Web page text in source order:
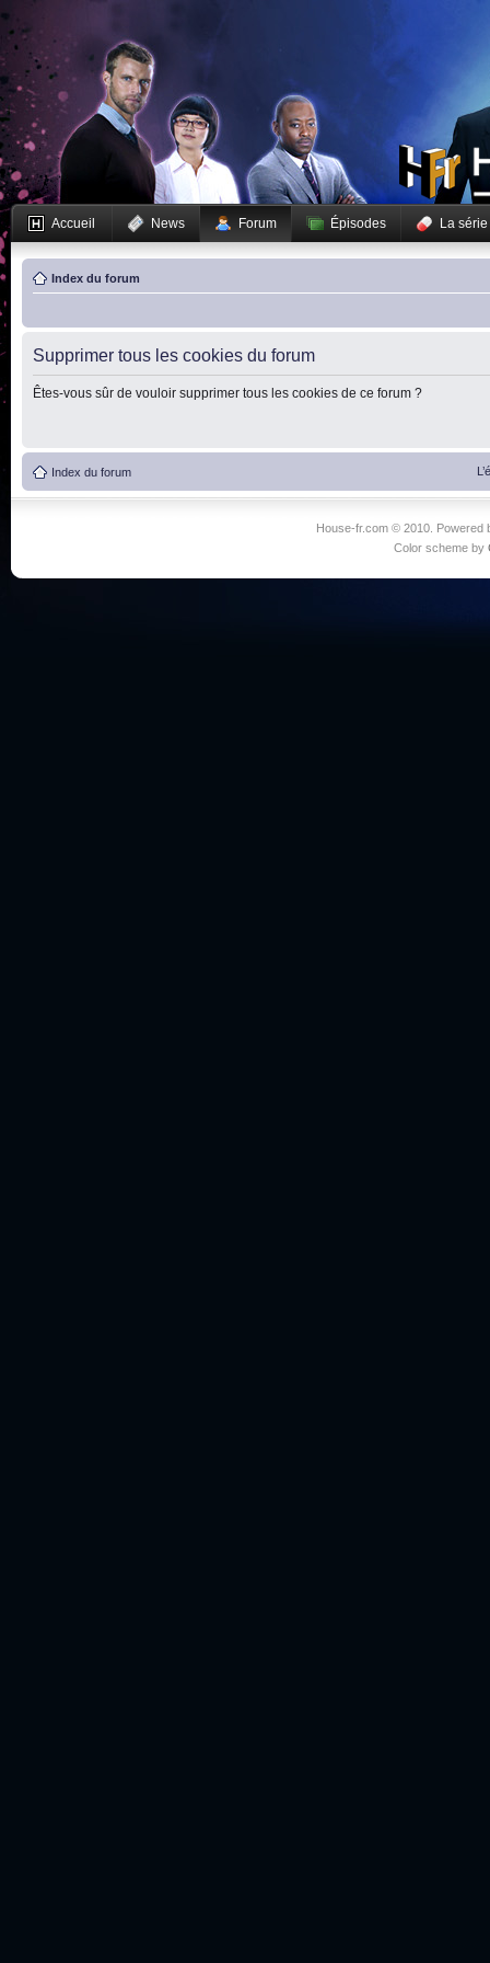
Accueil News Forum Épisodes La série
Index du forum
Supprimer tous les cookies du forum
Êtes-vous sûr de vouloir supprimer tous les cookies de ce forum ?
Index du forum
House-fr.com © 2010. Powered
Color scheme by